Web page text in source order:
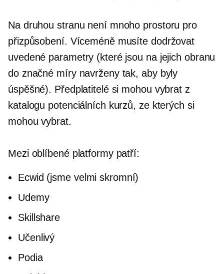
Na druhou stranu není mnoho prostoru pro
přizpůsobení. Víceméně musíte dodržovat
uvedené parametry (které jsou na jejich obranu
do značné míry navrženy tak, aby byly
úspěšné). Předplatitelé si mohou vybrat z
katalogu potenciálních kurzů, ze kterých si
mohou vybrat.
Mezi oblíbené platformy patří:
Ecwid (jsme velmi skromní)
Udemy
Skillshare
Učenlivý
Podia